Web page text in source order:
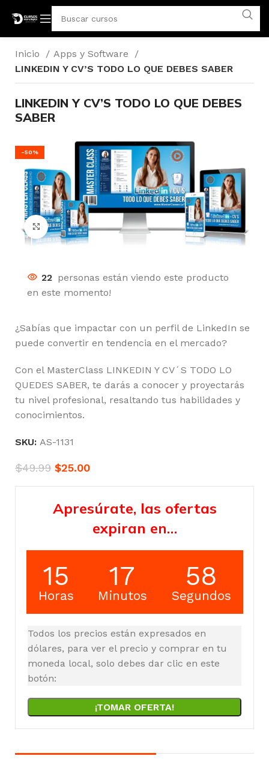
Inicio
Apps y Software
LINKEDIN Y CV’S TODO LO QUE DEBES SABER
LINKEDIN Y CV’S TODO LO QUE DEBES
SABER
-50%
Click para agrandar
22 personas están viendo este producto
en este momento!
¿Sabías que impactar con un perfil de LinkedIn se
puede convertir en tendencia en el mercado?
Con el MasterClass LINKEDIN Y CV´S TODO LO
QUEDES SABER, te darás a conocer y proyectarás
tu nivel profesional, resaltando tus habilidades y
conocimientos.
SKU: AS-1131
$49.99 $25.00
Apresúrate, las ofertas
expiran en…
15
Horas
17
Minutos
57
Segundos
Todos los precios están expresados en
dólares, para ver el precio y comprar en tu
moneda local, solo debes dar clic en este
botón:
¡TOMAR OFERTA!